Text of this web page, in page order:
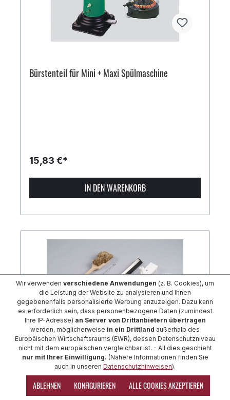
Bürstenteil für Mini + Maxi Spülmaschine
15,83 €*
IN DEN WARENKORB
Fassbürste Perlon 3-facher Bart
Wir verwenden verschiedene Anwendungen (z. B. Cookies), um
die Leistung der Website zu analysieren und Ihnen
gegebenenfalls personalisierte Werbung anzuzeigen. Dazu kann
es erforderlich sein, dass personenbezogene Daten (zumindest
Ihre IP-Adresse) an Server von Drittanbietern übertragen
werden, möglicherweise in ein Drittland außerhalb des
Europäischen Wirtschaftsraums (EWR), dessen Datenschutzniveau
nicht mit dem europäischen vergleichbar ist. - All dies geschieht
nur mit Ihrer Einwilligung. (Nähere Informationen finden Sie
auch in unseren Datenschutzhinweisen).
ABLEHNEN KONFIGURIEREN ALLE COOKIES AKZEPTIEREN